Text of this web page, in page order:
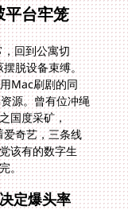
平台牢笼
回到公寓切
设备束缚。
Mac刷剧的同
。曾有位冲绳
国度采矿，
奇艺，三条线
该有的数字生
。
定爆头率